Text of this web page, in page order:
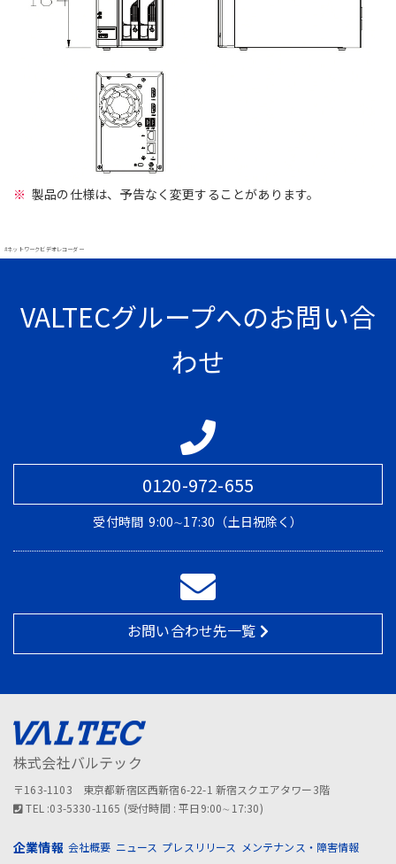
製品の仕様は、予告なく変更することがあります。
#ネットワークビデオレコーダー
VALTECグループへのお問い合
わせ
0120-972-655
受付時間 9:00∼17:30（土日祝除く）
お問い合わせ先一覧
株式会社バルテック
〒163-1103 東京都新宿区西新宿6-22-1 新宿スクエアタワー3階
TEL :03-5330-1165 (受付時間 : 平日9:00∼17:30)
企業情報 会社概要 ニュース プレスリリース
メンテナンス・障害情報